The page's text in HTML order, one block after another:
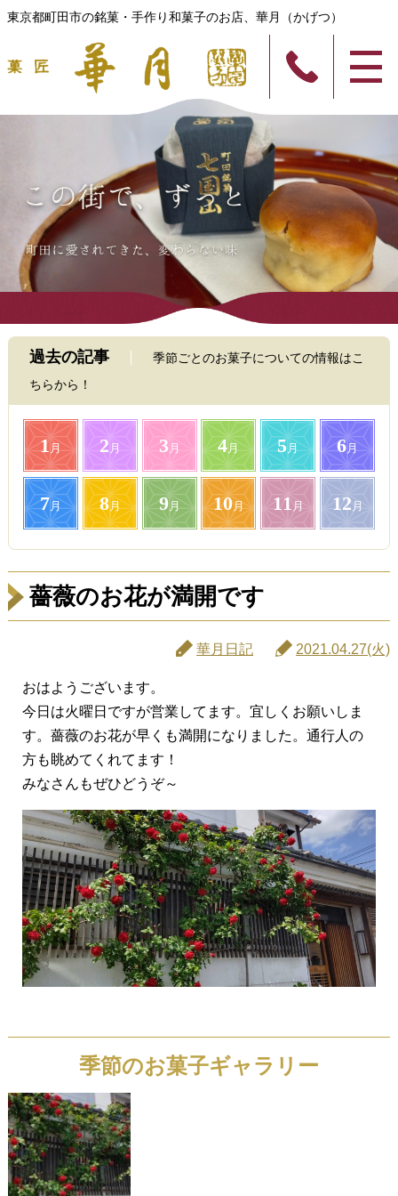
東京都町田市の銘菓・手作り和菓子のお店、華月（かげつ）
過去の記事
季節ごとのお菓子についての情報はこ
ちらから！
1月 2 月 3 月 4月 5月 6月
7月 8月 9月 10月 11 月 12 月
薔薇のお花が満開です
華月日記 2021.04.27(火)
おはようございます。
今日は火曜日ですが営業してます。宜しくお願いしま
す。薔薇のお花が早くも満開になりました。通行人の
方も眺めてくれてます！
みなさんもぜひどうぞ～
季節のお菓子ギャラリー